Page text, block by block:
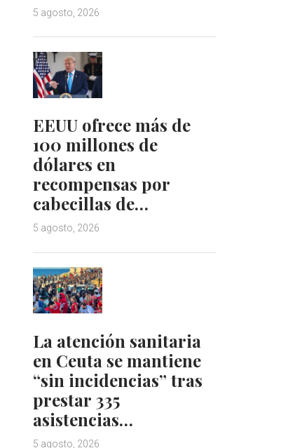
5 agosto, 2026
EEUU ofrece más de
100 millones de
dólares en
recompensas por
cabecillas de…
5 agosto, 2026
La atención sanitaria
en Ceuta se mantiene
“sin incidencias” tras
prestar 335
asistencias…
5 agosto, 2026